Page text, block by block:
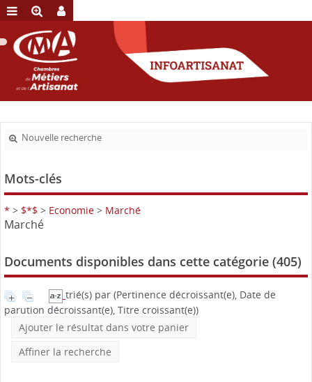
Nouvelle recherche
Mots-clés
* > $*$ > Economie > Marché
Marché
Documents disponibles dans cette catégorie (405)
trié(s) par (Pertinence décroissant(e), Date de
parution décroissant(e), Titre croissant(e))
Ajouter le résultat dans votre panier
Affiner la recherche